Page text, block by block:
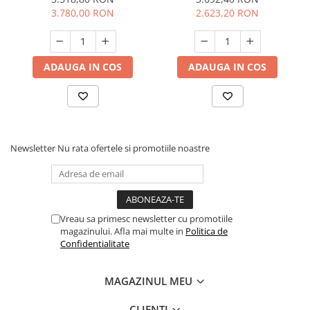
3.780,00 RON
ADAUGA IN COS
2.623,20 RON
ADAUGA IN COS
Newsletter Nu rata ofertele si promotiile noastre
Vreau sa primesc newsletter cu promotiile
magazinului. Afla mai multe in Politica de
Confidentialitate
MAGAZINUL MEU